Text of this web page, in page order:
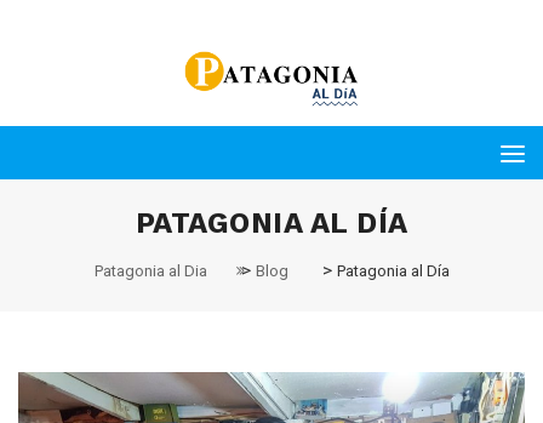
PATAGONIA AL DÍA
Patagonia al Dia > Blog > Patagonia al Día